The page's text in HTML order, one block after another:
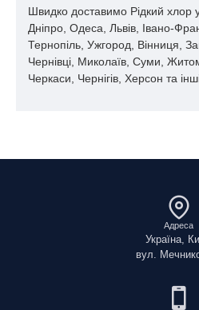
Швидко доставимо Рідкий хлор у
Дніпро, Одеса, Львів, Івано-
Тернопіль, Ужгород, Вінниця,
Чернівці, Миколаїв, Суми,
Черкаси, Чернігів, Херсон та
Адреса
Україна,
вул.